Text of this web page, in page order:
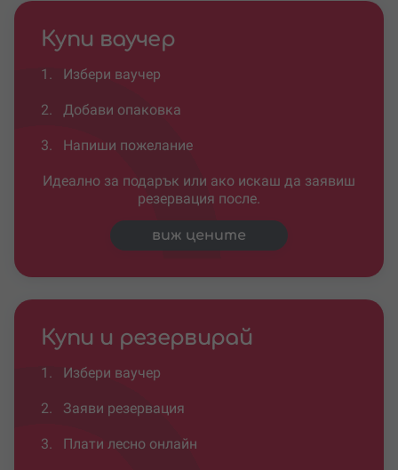
Купи ваучер
1. Избери ваучер
2. Добави опаковка
3. Напиши пожелание
Идеално за подарък или ако искаш да заявиш
резервация после.
виж цените
Купи и резервирай
1. Избери ваучер
2. Заяви резервация
3. Плати лесно онлайн